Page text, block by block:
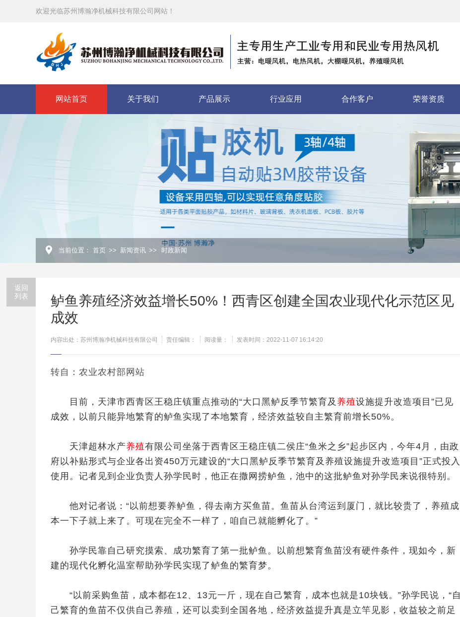
欢迎光临苏州博瀚净机械科技有限公司网站！
网站首页 关于我们 产品展示 行业应用 合作客户 荣誉资质
当前位置： 首页 >> 新闻资讯 >> 时政新闻
返回
列表
鲈鱼养殖经济效益增长50%！西青区创建全国农业现代化示范区见
成效
内容出处：苏州博瀚净机械科技有限公司 责任编辑： 阅读量： 发表时间：2022-11-07 16:14:20
转自：农业农村部网站
目前，天津市西青区王稳庄镇重点推动的“大口黑鲈反季节繁育及 养殖设施提升改造项目”已见
成效，以前只能异地繁育的鲈鱼实现了本地繁育，经济效益较自主繁育前增长50%。
天津超林水产养殖有限公司坐落于西青区王稳庄镇二侯庄“鱼米之乡”起步区内，今年4月，由政
府以补贴形式与企业各出资450万元建设的“大口黑鲈反季节繁育及养殖设施提升改造项目”正式投入
使用。记者见到企业负责人孙学民时，他正在撒网捞鲈鱼，池中的这批鲈鱼对孙学民来说很特别。
他对记者说：“以前想要养鲈鱼，得去南方买鱼苗。鱼苗从台湾运到厦门，就比较贵了，养殖成
本一下子就上来了。可现在完全不一样了，咱自己就能孵化了。”
孙学民靠自己研究摸索、成功繁育了第一批鲈鱼。以前想繁育鱼苗没有硬件条件，现如今，新
建的现代化孵化温室帮助孙学民实现了鲈鱼的繁育梦。
“以前采购鱼苗，成本都在12、13元一斤，现在自己繁育，成本也就是10块钱。”孙学民说，“自
己繁育的鱼苗不仅供自己养殖，还可以卖到全国各地，经济效益提升真是立竿见影，收益较之前足